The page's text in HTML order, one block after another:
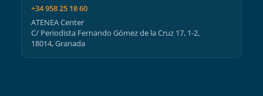
+34 958 25 18 60
ATENEA Center
C/ Periodista Fernando Gómez de la Cruz 17, 1-2,
18014, Granada